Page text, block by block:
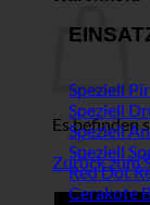
Es befinden
Zurück zum
Speziell
Speziell
Speziell
Speziell
Red Dot
Cerakote